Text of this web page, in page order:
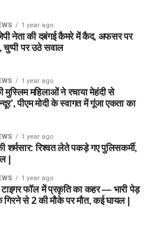
1 year ago
नेता की दबंगई कैमरे में कैद, अफसर पर
पर उठे सवाल
1 year ago
मुस्लिम महिलाओं ने रचाया मेहंदी से
पीएम मोदी के स्वागत में गूंजा एकता का
1 year ago
शर्मसार: रिश्वत लेते पकड़े गए पुलिसकर्मी,
|
1 year ago
फॉल में प्रकृति का कहर — भारी पेड़
से 2 की मौके पर मौत, कई घायल |